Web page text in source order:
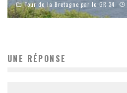
Tour de la Bretagne par le GR 34
UNE RÉPONSE